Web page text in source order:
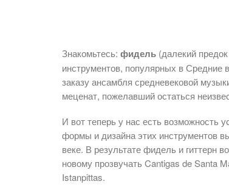
Знакомьтесь: фидель (далекий
инструментов, популярных в Средние
заказу ансамбля средневековой
меценат, пожелавший остаться
И вот теперь у нас есть возможность
формы и дизайна этих инструментов
веке. В результате фидель и гиттерн
новому прозвучать Cantigas de Santa
Istanpittas.